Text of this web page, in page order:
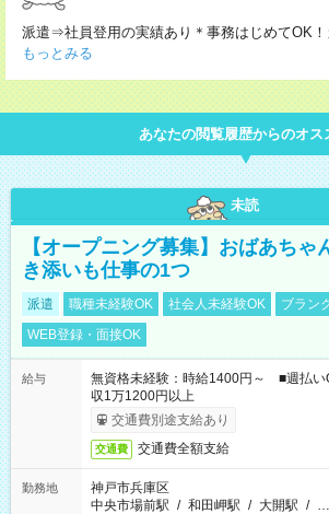
派遣⇒社員登用の実績あり＊事務はじめてOK
もっとみる
あなたの閲覧履歴からのオス
未読
【オープニング募集】おばあちゃ
き添いも仕事の1つ
派遣 職種未経験OK 社会人未経験OK
ブラン
WEB登録・面接OK
給与
無資格未経験：時給1400円～ ■週払
収1万1200円以上
交通費別途支給あり
交通費 交通費全額支給
勤務地
神戸市兵庫区
中央市場前駅 / 和田岬駅 / 大開駅 / …